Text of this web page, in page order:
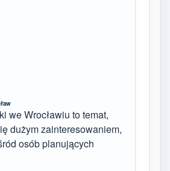
we Wrocławiu to temat,
dużym zainteresowaniem,
osób planujących